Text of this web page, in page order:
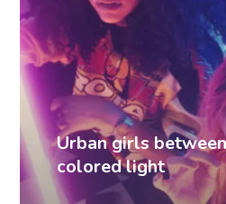
Urban girls
colored light